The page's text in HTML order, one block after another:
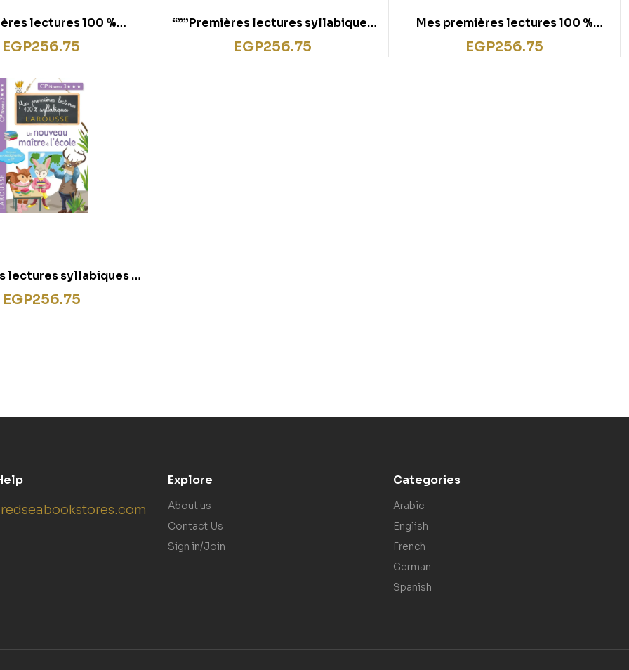
lectures 100 %
larousse – Les fourmis
EGP256.75
“””Premières lectures syllabiques
– Tomi, le pirate, niveau 1″””
EGP256.75
Mes premières lectures 100 %
syllabiques – Vive la rentrée
EGP256.75
lectures syllabiques –
maître à l’école (Niveau
EGP256.75
Explore
About us
Contact Us
Sign in/Join
Categories
Arabic
English
French
German
Spanish